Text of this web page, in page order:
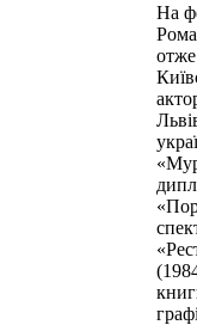
На